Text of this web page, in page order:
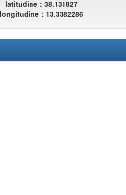
latitudine：38.131827
longitudine：13.3382286